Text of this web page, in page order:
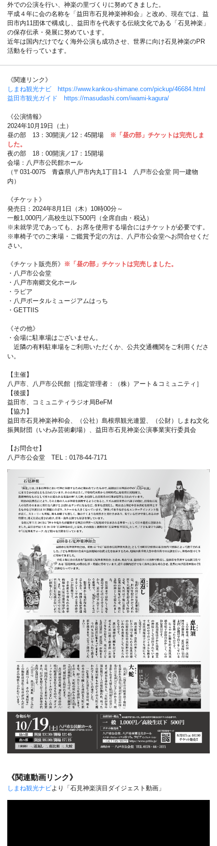
外での公演を行い、神楽の里づくりに努めてきました。
平成４年に会の名称を「益田市石見神楽神和会」と改め、現在では、益
田市内11団体で構成し、益田市を代表する伝統文化である「石見神楽」
の保存伝承・発展に努めています。
近年は国内だけでなく海外公演も成功させ、世界に向け石見神楽のPR
活動を行っています。
《関連リンク》
しまね観光ナビ https://www.kankou-shimane.com/pickup/46684.html
益田市観光ガイド https://masudashi.com/iwami-kagura/
《公演情報》
2024年10月19日（土）
昼の部 13：30開演／12：45開場
※「昼の部」チケットは完売しま
した。
夜の部 18：00開演／17：15開場
会場：八戸市公民館ホール
（〒031-0075 青森県八戸市内丸1丁目1-1 八戸市公会堂 同一建物
内）
《チケット》
発売日：2024年8月1日（木）10時00分～
一般1,000円／高校生以下500円（全席自由・税込）
※未就学児であっても、お席を使用する場合にはチケットが必要です。
※車椅子でのご来場・ご鑑賞予定の方は、八戸市公会堂へお問合せくだ
さい。
《チケット販売所》 ※「昼の部」チケットは完売しました。
・八戸市公会堂
・八戸市南郷文化ホール
・ラピア
・八戸ポータルミュージアムはっち
・GETTIIS
《その他》
・会場に駐車場はございません。
近隣の有料駐車場をご利用いただくか、公共交通機関をご利用くださ
い。
【主催】
八戸市、八戸市公民館［指定管理者：（株）アート＆コミュニティ］
【後援】
益田市、コミュニティラジオ局BeFM
【協力】
益田市石見神楽神和会、（公社）島根県観光連盟、（公財）しまね文化
振興財団（いわみ芸術劇場）、益田市石見神楽公演事業実行委員会
【お問合せ】
八戸市公会堂 TEL：0178-44-7171
《関連動画リンク》
しまね観光ナビより「石見神楽演目ダイジェスト動画」